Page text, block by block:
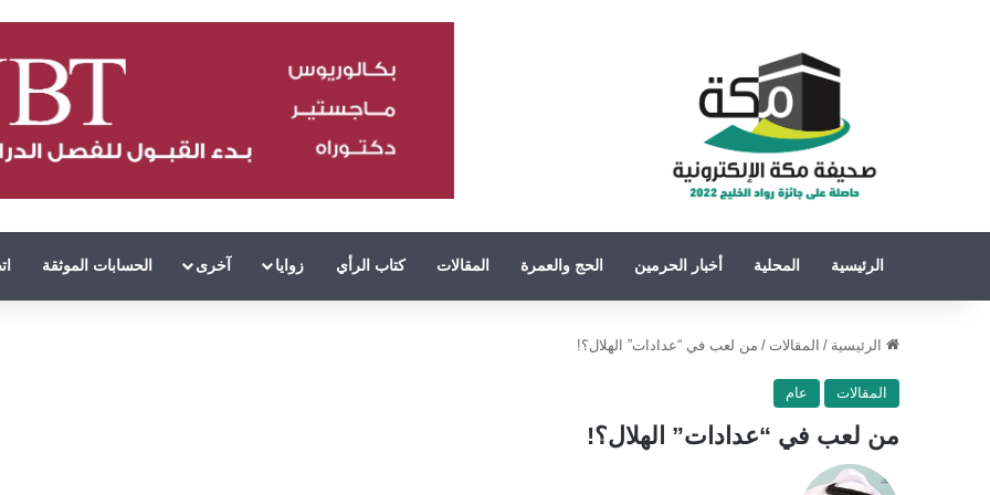
الرئيسية المحلية أخبار الحرمين الحج والعمرة المقالات كتاب الرأي زوايا آخرى الحسابات الموثقة
الرئيسية / المقالات / من لعب في “عدادات” الهلال؟!
المقالات عام
من لعب في “عدادات” الهلال؟!